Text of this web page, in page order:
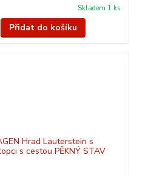
Skladem 1 ks
Přidat do košíku